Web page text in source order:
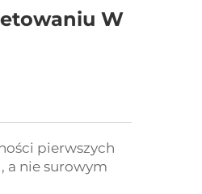
W
pierwszych
a nie surowym